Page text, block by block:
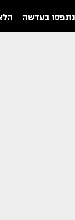
נתפסו בעדשה